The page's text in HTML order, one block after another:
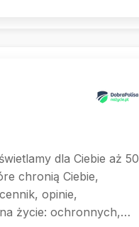
dla Ciebie aż 50
chronią Ciebie,
opinie,
życie: ochronnych,